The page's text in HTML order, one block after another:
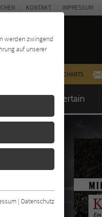
CHARTS
Entertain
KONTAKT IMPRESSUM
werden zwingend
auf unserer
Webseite
| Datenschutz